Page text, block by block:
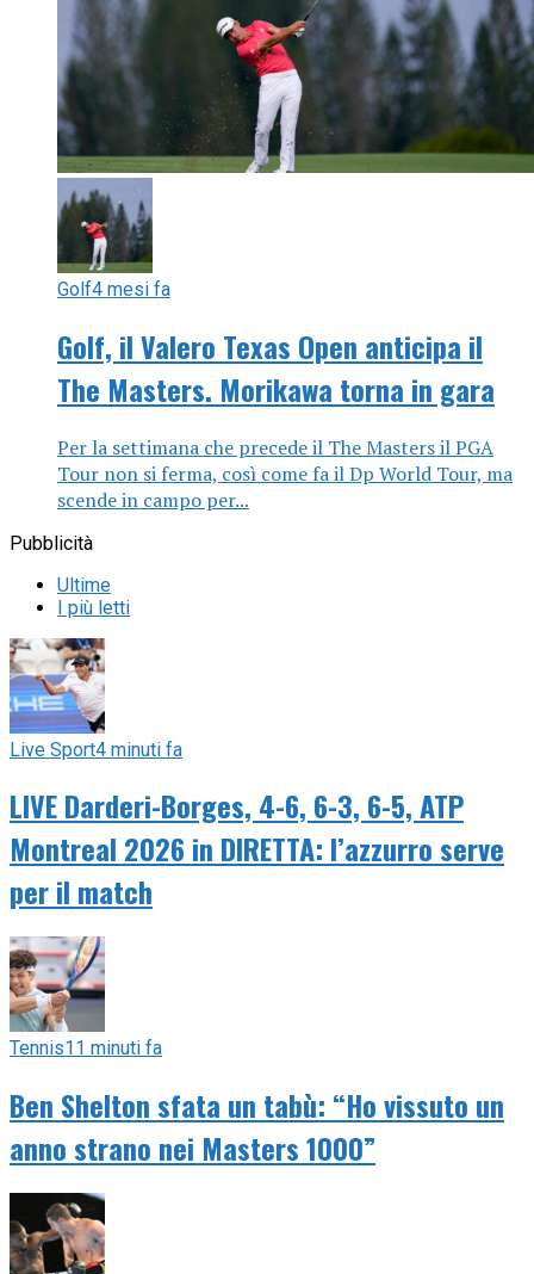
Golf4 mesi fa
Golf, il Valero Texas Open anticipa il
The Masters. Morikawa torna in gara
Per la settimana che precede il The Masters il PGA
Tour non si ferma, così come fa il Dp World Tour, ma
scende in campo per...
Pubblicità
Ultime
I più letti
Live Sport4 minuti fa
LIVE Darderi-Borges, 4-6, 6-3, 6-5, ATP
Montreal 2026 in DIRETTA: l’azzurro serve
per il match
Tennis11 minuti fa
Ben Shelton sfata un tabù: “Ho vissuto un
anno strano nei Masters 1000”